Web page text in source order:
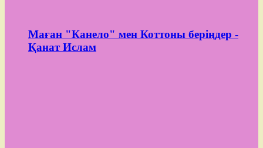
Маған "Канело" мен Коттоны беріңдер -
Қанат Ислам